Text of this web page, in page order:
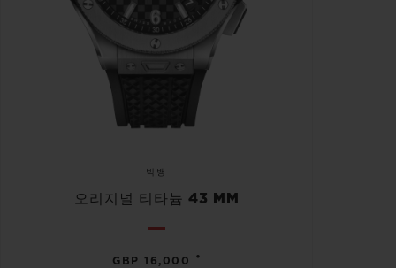
빅뱅
오리지널 티타늄 43 MM
GBP 16,000 •